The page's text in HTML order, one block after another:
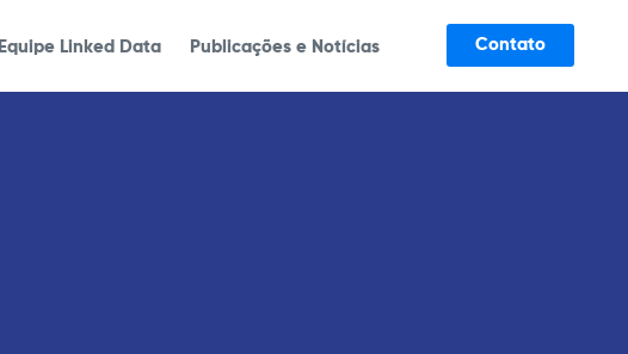
Equipe Linked Data Publicações e Notícias Contato